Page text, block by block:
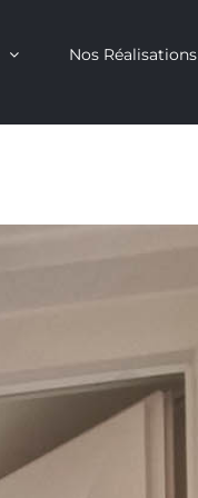
Nos Réalisations